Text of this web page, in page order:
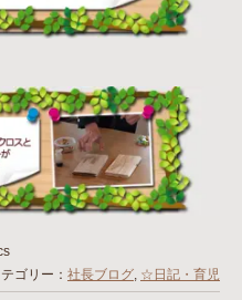
ゴリー： 社長ブログ, ☆日記・育児